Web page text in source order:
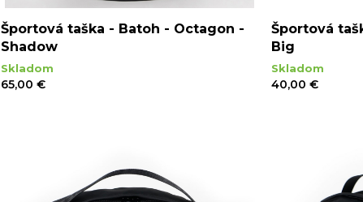
Športová taška - Batoh - Octagon -
Shadow
Skladom
65,00 €
Športová
Big
Skladom
40,00 €